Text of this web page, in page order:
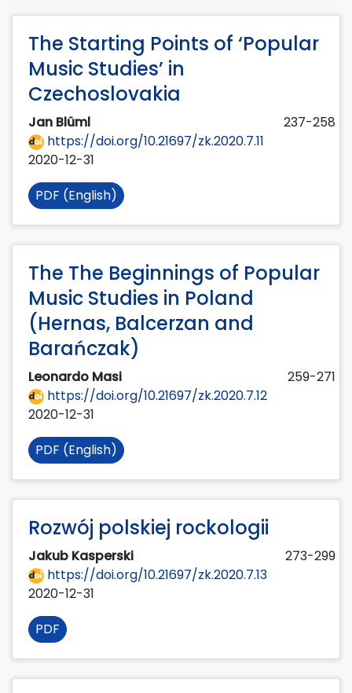
The Starting Points of ‘Popular
Music Studies’ in
Czechoslovakia
Jan Blüml
237-258
https://doi.org/10.21697/zk.2020.7.11
2020-12-31
PDF (English)
The The Beginnings of Popular
Music Studies in Poland
(Hernas, Balcerzan and
Barańczak)
Leonardo Masi
259-271
https://doi.org/10.21697/zk.2020.7.12
2020-12-31
PDF (English)
Rozwój polskiej rockologii
Jakub Kasperski
273-299
https://doi.org/10.21697/zk.2020.7.13
2020-12-31
PDF